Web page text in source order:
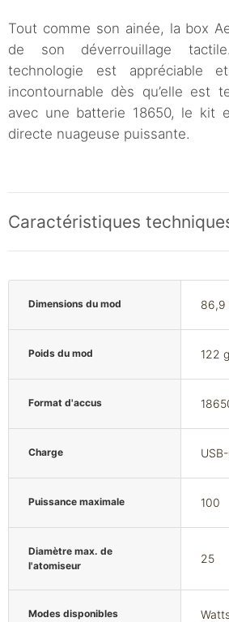
Tout comme son ainée, la box
de son déverrouillage
technologie est appréciable
incontournable dès qu’elle est
avec une batterie 18650, le kit
directe nuageuse puissante.
Caractéristiques
Dimensions du mod 86,9
Poids du mod 122 g
Format d'accus
Charge
Puissance maximale 100
Diamètre max. de
l'atomiseur
25
Modes disponibles